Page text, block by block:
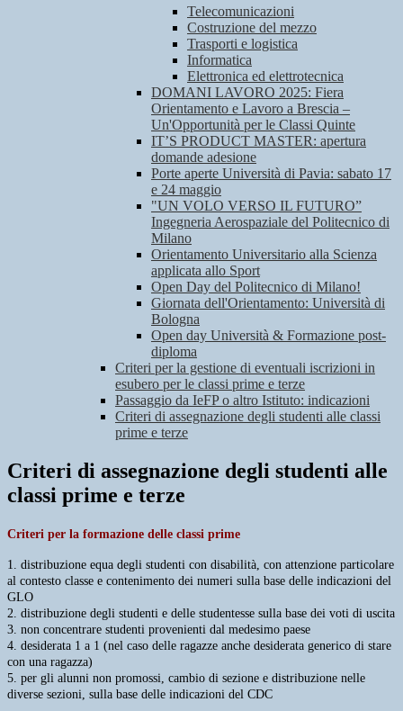
Telecomunicazioni
Costruzione del mezzo
Trasporti e logistica
Informatica
Elettronica ed elettrotecnica
DOMANI LAVORO 2025: Fiera
Orientamento e Lavoro a Brescia –
Un'Opportunità per le Classi Quinte
IT’S PRODUCT MASTER: apertura
domande adesione
Porte aperte Università di Pavia: sabato 17
e 24 maggio
"UN VOLO VERSO IL FUTURO”
Ingegneria Aerospaziale del Politecnico di
Milano
Orientamento Universitario alla Scienza
applicata allo Sport
Open Day del Politecnico di Milano!
Giornata dell'Orientamento: Università di
Bologna
Open day Università & Formazione post-
diploma
Criteri per la gestione di eventuali iscrizioni in
esubero per le classi prime e terze
Passaggio da IeFP o altro Istituto: indicazioni
Criteri di assegnazione degli studenti alle classi
prime e terze
Criteri di assegnazione degli studenti alle
classi prime e terze
Criteri per la formazione delle classi prime
1. distribuzione equa degli studenti con disabilità, con attenzione particolare
al contesto classe e contenimento dei numeri sulla base delle indicazioni del
GLO
2. distribuzione degli studenti e delle studentesse sulla base dei voti di uscita
3. non concentrare studenti provenienti dal medesimo paese
4. desiderata 1 a 1 (nel caso delle ragazze anche desiderata generico di stare
con una ragazza)
5. per gli alunni non promossi, cambio di sezione e distribuzione nelle
diverse sezioni, sulla base delle indicazioni del CDC